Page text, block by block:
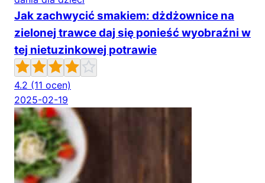
Jak zachwycić smakiem: dżdżownice na
zielonej trawce daj się ponieść wyobraźni w
tej nietuzinkowej potrawie
4.2 (11 ocen)
2025-02-19